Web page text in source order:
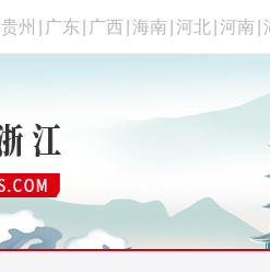
贵州 广东 广西 海南 河北 河南